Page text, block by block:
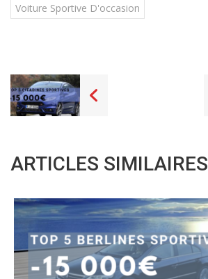
Voiture Sportive D'occasion
ARTICLES SIMILAIRES